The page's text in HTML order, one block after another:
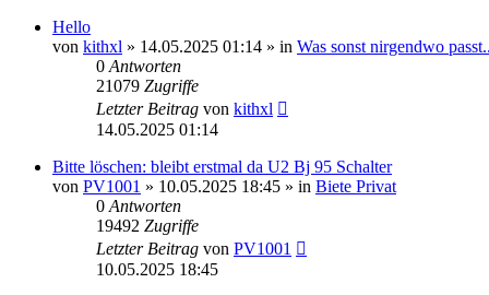
Hello
von kithxl » 14.05.2025 01:14 » in Was sonst nirgendwo
0 Antworten
21079 Zugriffe
Letzter Beitrag von kithxl
14.05.2025 01:14
Bitte löschen: bleibt erstmal da U2 Bj 95 Schalter
von PV1001 » 10.05.2025 18:45 » in Biete Privat
0 Antworten
19492 Zugriffe
Letzter Beitrag von PV1001
10.05.2025 18:45